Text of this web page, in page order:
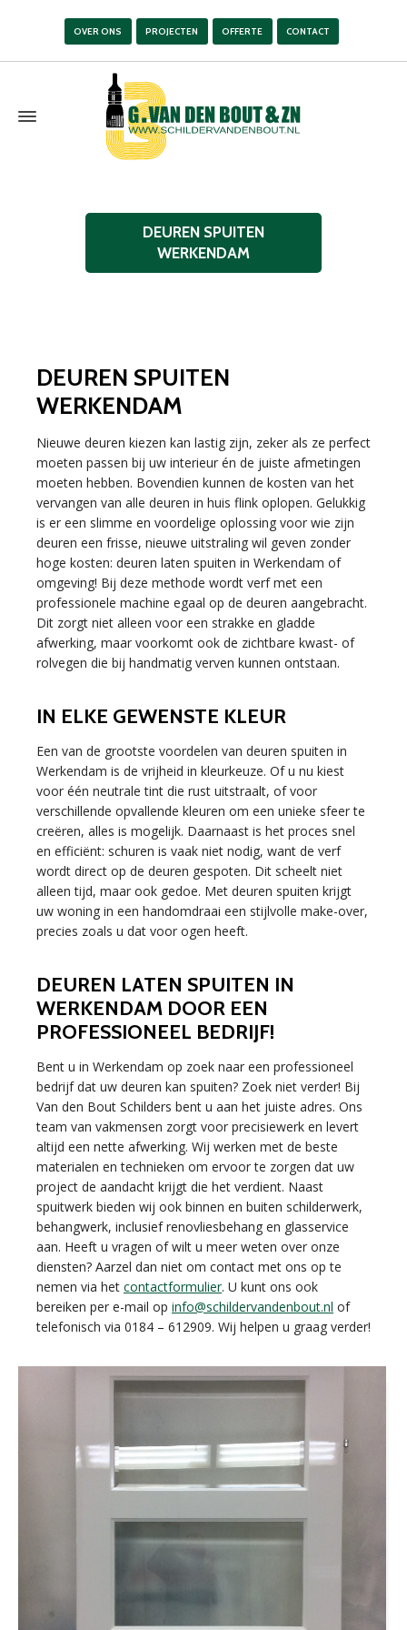
OVER ONS PROJECTEN OFFERTE CONTACT
DEUREN SPUITEN
WERKENDAM
DEUREN SPUITEN
WERKENDAM
Nieuwe deuren kiezen kan lastig zijn, zeker als ze perfect
moeten passen bij uw interieur én de juiste afmetingen
moeten hebben. Bovendien kunnen de kosten van het
vervangen van alle deuren in huis flink oplopen. Gelukkig
is er een slimme en voordelige oplossing voor wie zijn
deuren een frisse, nieuwe uitstraling wil geven zonder
hoge kosten: deuren laten spuiten in Werkendam of
omgeving! Bij deze methode wordt verf met een
professionele machine egaal op de deuren aangebracht.
Dit zorgt niet alleen voor een strakke en gladde
afwerking, maar voorkomt ook de zichtbare kwast- of
rolvegen die bij handmatig verven kunnen ontstaan.
IN ELKE GEWENSTE KLEUR
Een van de grootste voordelen van deuren spuiten in
Werkendam is de vrijheid in kleurkeuze. Of u nu kiest
voor één neutrale tint die rust uitstraalt, of voor
verschillende opvallende kleuren om een unieke sfeer te
creëren, alles is mogelijk. Daarnaast is het proces snel
en efficiënt: schuren is vaak niet nodig, want de verf
wordt direct op de deuren gespoten. Dit scheelt niet
alleen tijd, maar ook gedoe. Met deuren spuiten krijgt
uw woning in een handomdraai een stijlvolle make-over,
precies zoals u dat voor ogen heeft.
DEUREN LATEN SPUITEN IN
WERKENDAM DOOR EEN
PROFESSIONEEL BEDRIJF!
Bent u in Werkendam op zoek naar een professioneel
bedrijf dat uw deuren kan spuiten? Zoek niet verder! Bij
Van den Bout Schilders bent u aan het juiste adres. Ons
team van vakmensen zorgt voor precisiewerk en levert
altijd een nette afwerking. Wij werken met de beste
materialen en technieken om ervoor te zorgen dat uw
project de aandacht krijgt die het verdient. Naast
spuitwerk bieden wij ook binnen en buiten schilderwerk,
behangwerk, inclusief renovliesbehang en glasservice
aan. Heeft u vragen of wilt u meer weten over onze
diensten? Aarzel dan niet om contact met ons op te
nemen via het contactformulier. U kunt ons ook
bereiken per e-mail op info@schildervandenbout.nl of
telefonisch via 0184 – 612909. Wij helpen u graag verder!